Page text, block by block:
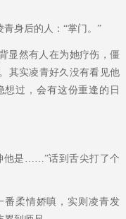
身后的人：“掌门。”
显然有人在为她疗伤，僵
其实凌青好久没有看见他
过，会有这份重逢的日
他是……”话到舌尖打了个
番柔情娇嗔，实则凌青发